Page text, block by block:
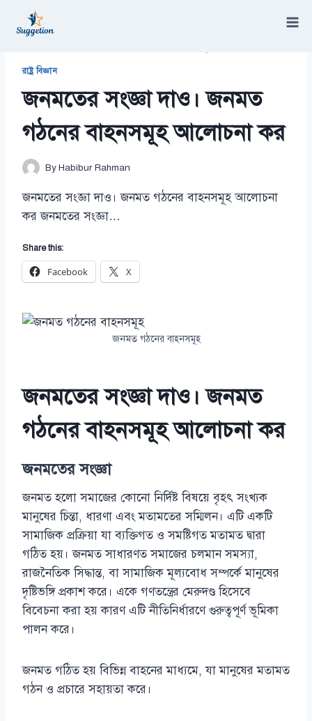
রাষ্ট্র বিজ্ঞান
জনমতের সংজ্ঞা দাও। জনমত
গঠনের বাহনসমূহ আলোচনা কর
ByHabibur Rahman
জনমতের সংজ্ঞা দাও। জনমত গঠনের বাহনসমূহ আলোচনা
কর জনমতের সংজ্ঞা…
Share this:
Facebook X
জনমত গঠনের বাহনসমূহ
জনমতের সংজ্ঞা দাও। জনমত
গঠনের বাহনসমূহ আলোচনা কর
জনমতের সংজ্ঞা
জনমত হলো সমাজের কোনো নির্দিষ্ট বিষয়ে বৃহৎ সংখ্যক
মানুষের চিন্তা, ধারণা এবং মতামতের সম্মিলন। এটি একটি
সামাজিক প্রক্রিয়া যা ব্যক্তিগত ও সমষ্টিগত মতামত দ্বারা
গঠিত হয়। জনমত সাধারণত সমাজের চলমান সমস্যা,
রাজনৈতিক সিদ্ধান্ত, বা সামাজিক মূল্যবোধ সম্পর্কে মানুষের
দৃষ্টিভঙ্গি প্রকাশ করে। একে গণতন্ত্রের মেরুদণ্ড হিসেবে
বিবেচনা করা হয় কারণ এটি নীতিনির্ধারণে গুরুত্বপূর্ণ ভূমিকা
পালন করে।
জনমত গঠিত হয় বিভিন্ন বাহনের মাধ্যমে, যা মানুষের মতামত
গঠন ও প্রচারে সহায়তা করে।